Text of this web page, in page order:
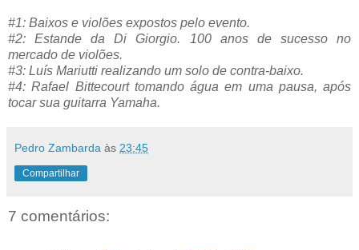
#1: Baixos e violões expostos pelo evento.
#2: Estande da Di Giorgio. 100 anos de sucesso no
mercado de violões.
#3: Luís Mariutti realizando um solo de contra-baixo.
#4: Rafael Bittecourt tomando água em uma pausa, após
tocar sua guitarra Yamaha.
Pedro Zambarda às 23:45
Compartilhar
7 comentários: